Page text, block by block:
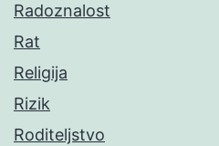
Radoznalost
Rat
Religija
Rizik
Roditeljstvo